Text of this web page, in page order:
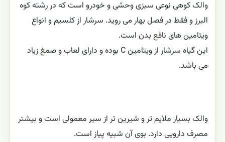
والک کوهی نوعی سبزی وحشی و خودرو است که در رشته کوه
البرز و فقط در فصل بهار می ‌روید. سرشار از کلسیم و انواع
ویتامین های نافع بدن است.
این گیاه سرشار از ویتامین C بوده و داراى لعاب و صمغ زیاد
مى باشد.
والک بسیار ملایم ‌تر و شیرین ‌تر از سیر معمولی است و بیشتر
مصرف دارویی دارد. بوی آن شبیه پیاز است.